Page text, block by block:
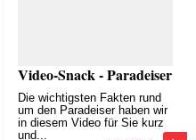
Video-Snack - Paradeiser
Die wichtigsten Fakten rund
um den Paradeiser haben wir
in diesem Video für Sie kurz
und...